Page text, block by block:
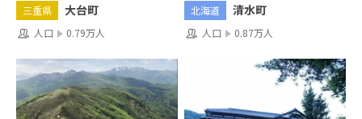
三重県 大台町
人口 0.79万人
北海道 清水町
人口 0.87万人